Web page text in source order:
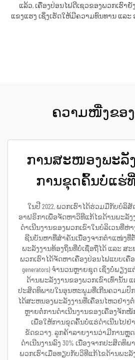
ແລ້ວ, ເຄື່ອງປ່ອນໄຟດີເຊວຂອງພວກເຮົາ
ແຂງແຮງ ເຊິ່ງເຮັດໃຫ້ມີຄວາມທົນທານ ແລະ
ຄວາມໜື່ງຂອ
ການສະໜອງພະລັ
ການຂຸດຄົ້ນບໍ່ແຮ່
ໃນປີ 2022, ພວກເຮົາໄດ້ຮ່ວມມືກັບບໍລິ
ອາຟຣິກາເພື່ອຈັດຫາວິທີແກ້ໄຂດ້ານພະລັງ
ດຳເນີນງານຂອງພວກເຂົາໃນບໍລິເວນທີ່ຫ່
ຊີນບັນຫາທີ່ສຳຄັນເນື່ອງຈາກຕຳແໜ່ງທີ່
ພະລັງງານທ້ອງຖິ່ນທີ່ບໍ່ເຊື່ອຖືໄດ້ ແລະ ສ
ພວກເຮົາໄດ້ຈັດຫາເຄື່ອງປ່ອນໄຟແບບເຄື່ອງ
generators) ຈຳນວນຫຼາຍຊຸດ ເຊິ່ງບໍ່ພຽ
ດ້ານພະລັງງານຂອງພວກເຂົາເທົ່ານັ້ນ
ປະສິດທິພາບໃນອຸນຫະພູມທີ່ເກີນຄວາມປົກ
ໄດ້ສະຫນອງພະລັງງານທີ່ເຄື່ອນໄຫວຢ່າງຕໍ່
ຫຼາຍຕໍ່ການດຳເນີນງານຂອງເຄື່ອງຈັກ
ເພື່ອໃຫ້ການຂຸດຄົ້ນບໍ່ແຮ່ດຳເນີນໄປຢ່
ຂັດຂວາງ. ລູກຄ້າລາຍງານວ່າມີການຫຼຸ
ດຳເນີນງານລົງ 30% ເນື່ອງຈາກປະສິດທິ
ພວກເຮົາເມື່ອທຽບກັບວິທີແກ້ໄຂດ້ານພະ